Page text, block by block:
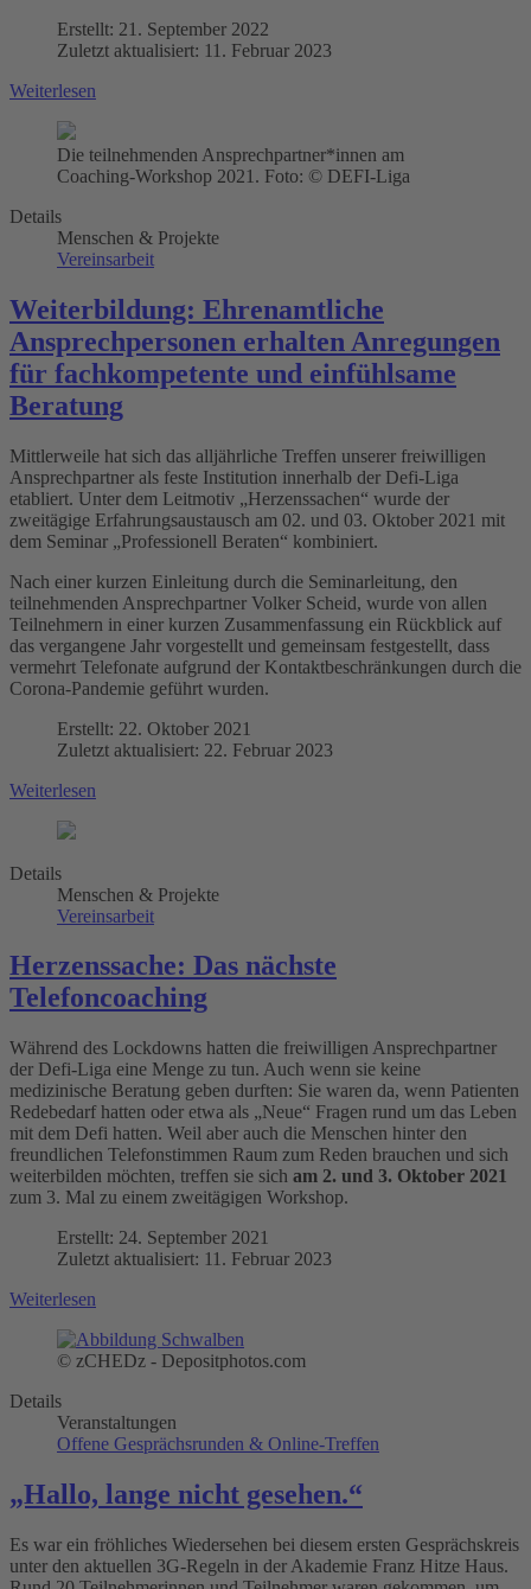
Erstellt: 21. September 2022
Zuletzt aktualisiert: 11. Februar 2023
Weiterlesen
Die teilnehmenden Ansprechpartner*innen am
Coaching-Workshop 2021. Foto: © DEFI-Liga
Details
Menschen & Projekte
Vereinsarbeit
Weiterbildung: Ehrenamtliche
Ansprechpersonen erhalten Anregungen
für fachkompetente und einfühlsame
Beratung
Mittlerweile hat sich das alljährliche Treffen unserer freiwilligen
Ansprechpartner als feste Institution innerhalb der Defi-Liga
etabliert. Unter dem Leitmotiv „Herzenssachen“ wurde der
zweitägige Erfahrungsaustausch am 02. und 03. Oktober 2021 mit
dem Seminar „Professionell Beraten“ kombiniert.
Nach einer kurzen Einleitung durch die Seminarleitung, den
teilnehmenden Ansprechpartner Volker Scheid, wurde von allen
Teilnehmern in einer kurzen Zusammenfassung ein Rückblick auf
das vergangene Jahr vorgestellt und gemeinsam festgestellt, dass
vermehrt Telefonate aufgrund der Kontaktbeschränkungen durch die
Corona-Pandemie geführt wurden.
Erstellt: 22. Oktober 2021
Zuletzt aktualisiert: 22. Februar 2023
Weiterlesen
Details
Menschen & Projekte
Vereinsarbeit
Herzenssache: Das nächste
Telefoncoaching
Während des Lockdowns hatten die freiwilligen Ansprechpartner
der Defi-Liga eine Menge zu tun. Auch wenn sie keine
medizinische Beratung geben durften: Sie waren da, wenn Patienten
Redebedarf hatten oder etwa als „Neue“ Fragen rund um das Leben
mit dem Defi hatten. Weil aber auch die Menschen hinter den
freundlichen Telefonstimmen Raum zum Reden brauchen und sich
weiterbilden möchten, treffen sie sich am 2. und 3. Oktober 2021
zum 3. Mal zu einem zweitägigen Workshop.
Erstellt: 24. September 2021
Zuletzt aktualisiert: 11. Februar 2023
Weiterlesen
© zCHEDz - Depositphotos.com
Details
Veranstaltungen
Offene Gesprächsrunden & Online-Treffen
„Hallo, lange nicht gesehen.“
Es war ein fröhliches Wiedersehen bei diesem ersten Gesprächskreis
unter den aktuellen 3G-Regeln in der Akademie Franz Hitze Haus.